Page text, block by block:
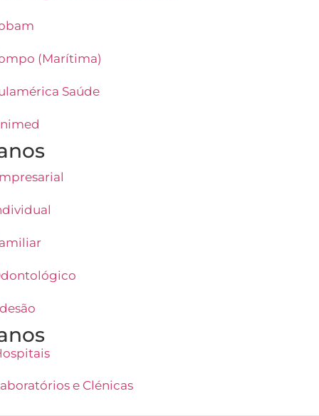
(Marítima)
Saúde
e Clénicas